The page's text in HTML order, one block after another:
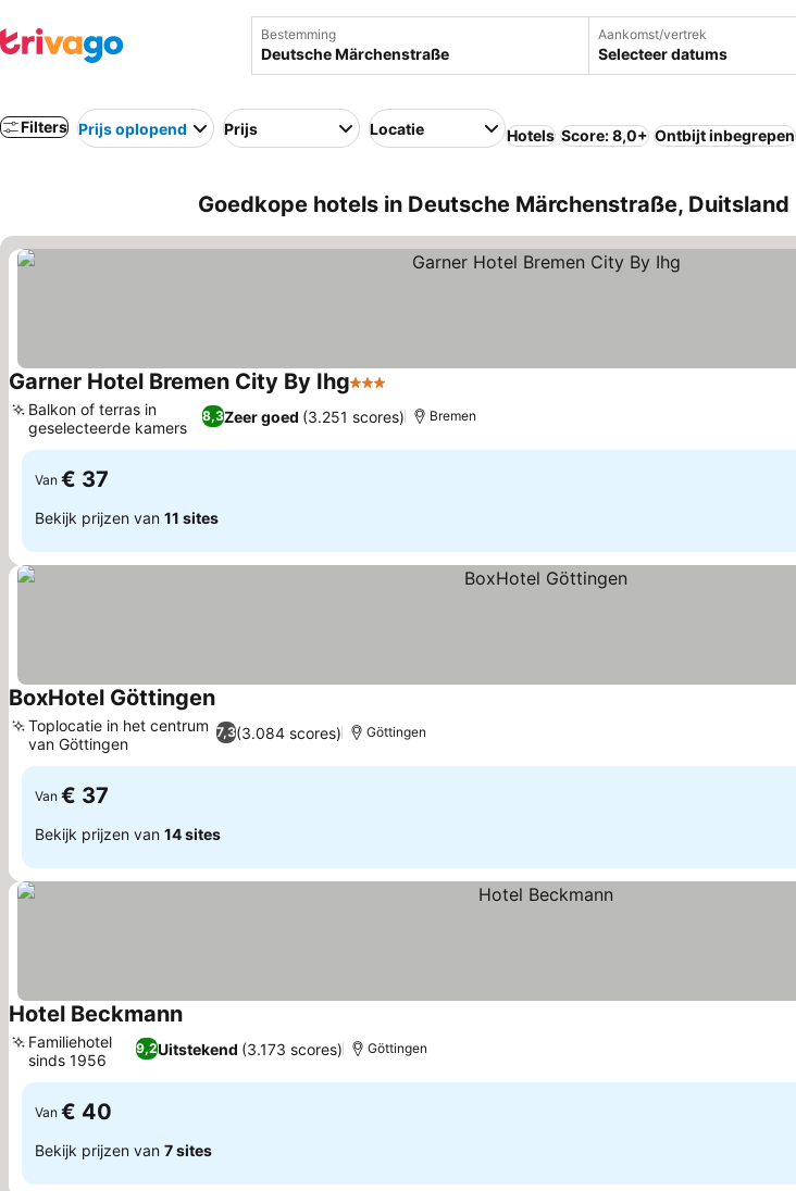
Bestemming Aankomst/vertrek
Selecteer datums
Filters Prijs oplopend Prijs Locatie Hotels Score: 8,0+ Ontbijt inbegrepen
Goedkope hotels in Deutsche Märchenstraße, Duitsland
Garner Hotel Bremen City By Ihg3 Sterren
8,3Zeer goed (3.251 scores)
Balkon of terras in
geselecteerde kamers
Bremen
Van € 37
Bekijk prijzen van 11 sites
BoxHotel GöttingenPrijzen bekijken
7,3(3.084 scores)
Toplocatie in het centrum
van Göttingen
Göttingen
Van € 37
Bekijk prijzen van 14 sites
Hotel BeckmannPrijzen bekijken
9,2Uitstekend (3.173 scores)
Familiehotel
sinds 1956
Göttingen
Van € 40
Bekijk prijzen van 7 sites